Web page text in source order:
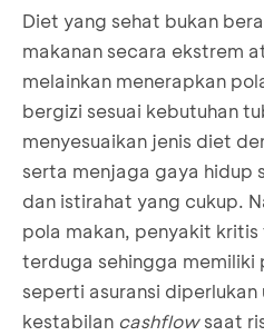
bijian, minyak zaitun, ikan,
lemak. Selain bagus untuk
badan, diet ini juga
risiko penyakit jantung,
dan alzheimer karena
adalah mengurangi asupan
dalam tubuh.
Sesuai dengan namanya,
mengontrol tekanan darah
dalam meningkatkan
mencegah hipertensi.
adalah mengurangi
berlemak, serta makanan
konsumsi makanan kaya
sayuran, serta produk
Diet yang sehat bukan
makanan secara ekstrem
melainkan menerapkan
bergizi sesuai kebutuhan
menyesuaikan jenis diet
serta menjaga gaya hidup
dan istirahat yang cukup.
pola makan, penyakit
terduga sehingga memiliki
seperti asuransi diperlukan
kestabilan cashflowsaat